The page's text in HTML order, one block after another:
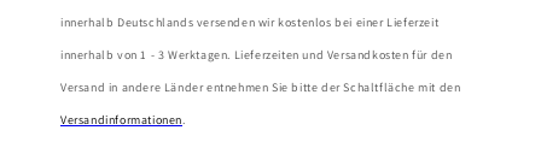
innerhalb Deutschlands versenden wir kostenlos bei einer Lieferzeit
innerhalb von 1 - 3 Werktagen. Lieferzeiten und Versandkosten für den
Versand in andere Länder entnehmen Sie bitte der Schaltfläche mit den
Versandinformationen.